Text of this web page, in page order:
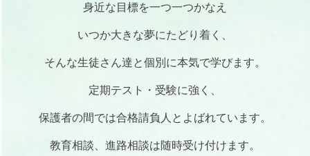
身近な目標を一つ一つかなえ
いつか大きな夢にたどり着く、
そんな生徒さん達と個別に本気で学びます。
定期テスト・受験に強く、
保護者の間では合格請負人とよばれています。
教育相談、進路相談は随時受け付けます。